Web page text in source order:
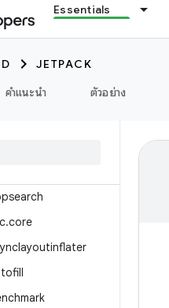
Essentials
JETPACK
คำแนะนำ ตัวอย่าง
.core